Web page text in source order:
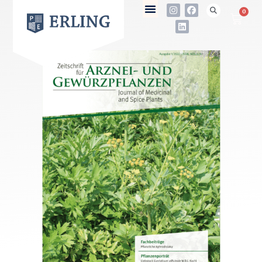
0
Name
not found